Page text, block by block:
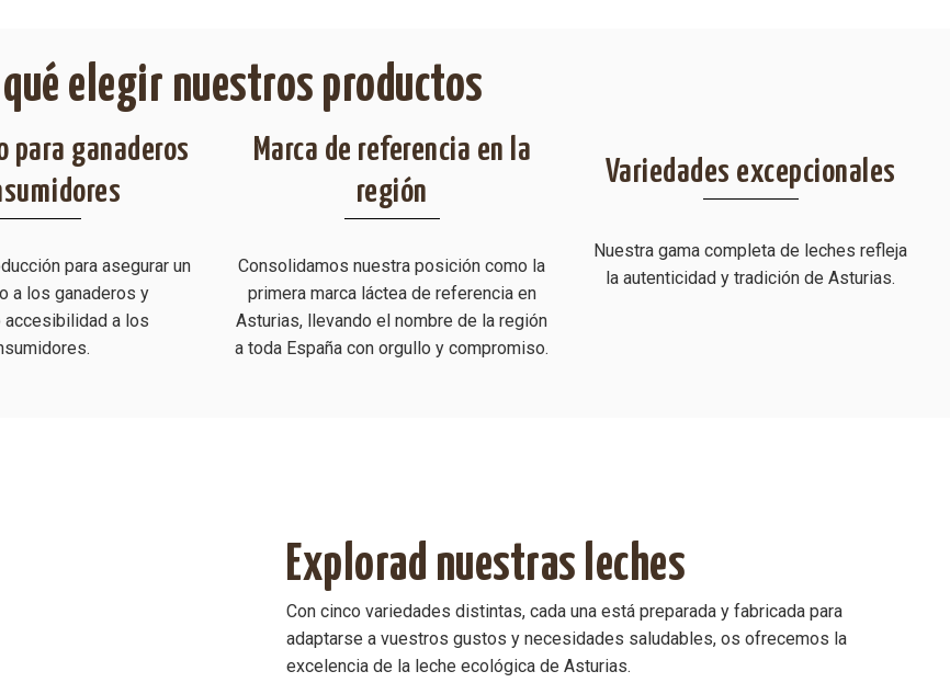
elegir nuestros productos
para ganaderos
para asegurar un
a los ganaderos y
a los
Marca de referencia en la
región
Consolidamos nuestra posición como la
primera marca láctea de referencia en
Asturias, llevando el nombre de la región
a toda España con orgullo y compromiso.
Variedades excepcionales
Nuestra gama completa de leches refleja
la autenticidad y tradición de Asturias.
Explorad nuestras leches
Con cinco variedades distintas, cada una está preparada y fabricada para
adaptarse a vuestros gustos y necesidades saludables, os ofrecemos la
excelencia de la leche ecológica de Asturias.